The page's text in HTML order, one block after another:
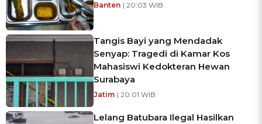
Banten | 20:03 WIB
Tangis Bayi yang Mendadak
Senyap: Tragedi di Kamar Kos
Mahasiswi Kedokteran Hewan
Surabaya
Jatim | 20:01 WIB
Lelang Batubara Ilegal Hasilkan